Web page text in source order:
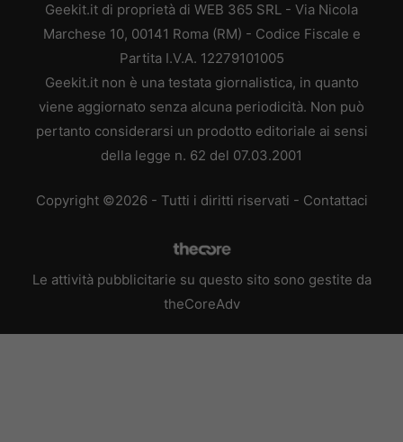
Geekit.it di proprietà di WEB 365 SRL - Via Nicola
Marchese 10, 00141 Roma (RM) - Codice Fiscale e
Partita I.V.A. 12279101005
Geekit.it non è una testata giornalistica, in quanto
viene aggiornato senza alcuna periodicità. Non può
pertanto considerarsi un prodotto editoriale ai sensi
della legge n. 62 del 07.03.2001
Copyright ©2026 - Tutti i diritti riservati - Contattaci
Le attività pubblicitarie su questo sito sono gestite da
theCoreAdv